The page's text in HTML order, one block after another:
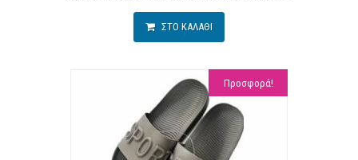
ΣΤΟ ΚΑΛΑΘΙ
Προσφορά!